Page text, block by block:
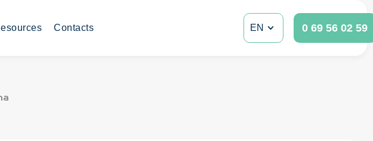
Contacts EN 0 69 56 02 59